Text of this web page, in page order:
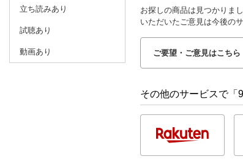
立ち読みあり
試聴あり
動画あり
お探しの商品は見つかりま
いただいたご意見は今後の
ご要望・ご意見はこちら
その他のサービスで「